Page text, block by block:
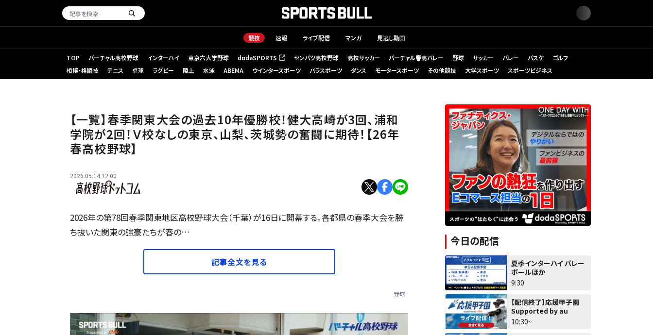
競技 速報 ライブ配信 マンガ 見逃し動画
TOP バーチャル高校野球 インターハイ 東京六大学野球 dodaSPORTS
（新しいタブで開く） センバツ高校野球 高校サッカー バーチャル春高バレー 野球 サッカー バレー バスケ
ゴルフ
相撲・格闘技
テニス 卓球 ラグビー 陸上 水泳 ABEMA ウインタースポーツ パラスポーツ ダンス モータースポーツ その他競技 大学スポーツ スポーツビジネス
【一覧】春季関東大会の過去10年優勝校！健大高崎が3回、浦和
学院が2回！Ｖ校なしの東京、山梨、茨城勢の奮闘に期待！【26年
春高校野球】
2026.05.14 12:00
2026年の第78回春季関東地区高校野球大会（千葉）が16日に開幕する。各都県の春季大会を勝
ち抜いた関東の強豪たちが春の…
記事全文を見る
野球
今日の配信
夏季インターハイ バレー
ボールほか
9:30
【配信終了】応援甲子園
Supported by au
10:30~